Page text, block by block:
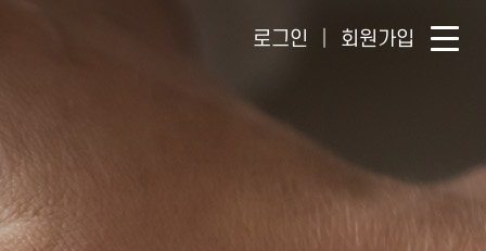
로그인 회원가입